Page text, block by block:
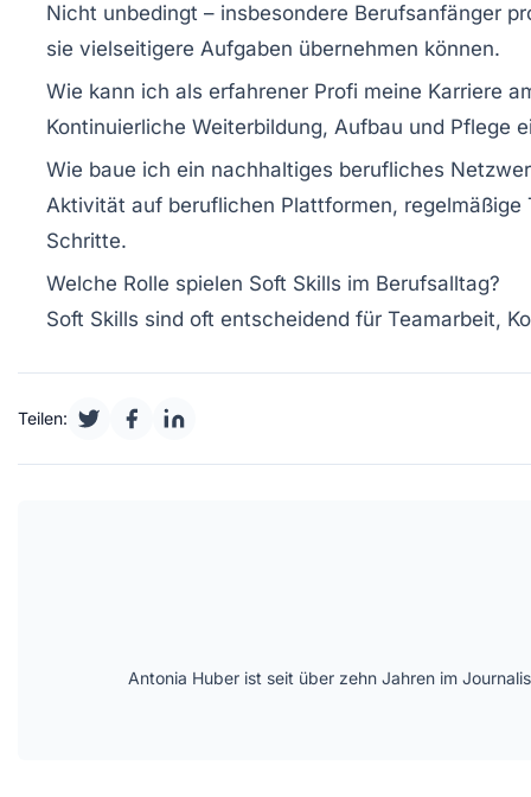
Nicht unbedingt – insbesondere Berufsanfänger
sie vielseitigere Aufgaben übernehmen können.
Wie kann ich als erfahrener Profi meine Karriere
Kontinuierliche Weiterbildung, Aufbau und Pflege
Wie baue ich ein nachhaltiges berufliches
Aktivität auf beruflichen Plattformen,
Schritte.
Welche Rolle spielen Soft Skills im Berufsalltag?
Soft Skills sind oft entscheidend für Teamarbeit,
Teilen:
Antonia Huber ist seit über zehn Jahren im